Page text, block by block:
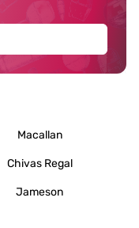
Macallan
Chivas Regal
Jameson